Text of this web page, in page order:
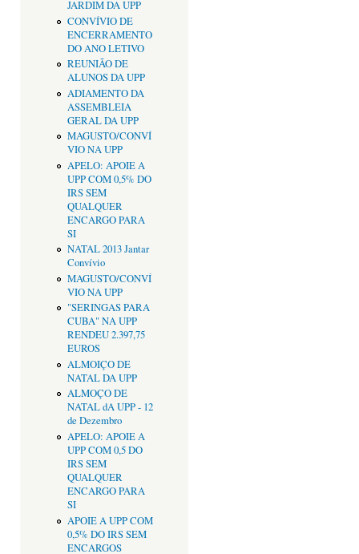
JARDIM DA UPP
CONVÍVIO DE
ENCERRAMENTO
DO ANO LETIVO
REUNIÃO DE
ALUNOS DA UPP
ADIAMENTO DA
ASSEMBLEIA
GERAL DA UPP
MAGUSTO/CONVÍ
VIO NA UPP
APELO: APOIE A
UPP COM 0,5% DO
IRS SEM
QUALQUER
ENCARGO PARA
SI
NATAL 2013 Jantar
Convívio
MAGUSTO/CONVÍ
VIO NA UPP
"SERINGAS PARA
CUBA" NA UPP
RENDEU 2.397,75
EUROS
ALMOIÇO DE
NATAL DA UPP
ALMOÇO DE
NATAL dA UPP - 12
de Dezembro
APELO: APOIE A
UPP COM 0,5 DO
IRS SEM
QUALQUER
ENCARGO PARA
SI
APOIE A UPP COM
0,5% DO IRS SEM
ENCARGOS